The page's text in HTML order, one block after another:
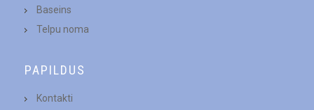
Baseins
Telpu noma
PAPILDUS
Kontakti